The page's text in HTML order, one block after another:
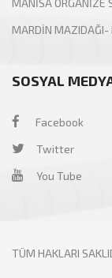
MANİSA ORGANİZE
MARDİN MAZIDAĞI-
SOSYAL
Facebook
Twitter
You Tube
TÜM HAKLARI